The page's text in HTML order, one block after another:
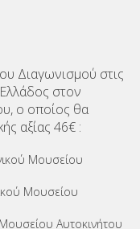
Διαγωνισμού στις
στον
ο οποίος θα
αξίας 46€ :
Μουσείου
Μουσείου
Αυτοκινήτου